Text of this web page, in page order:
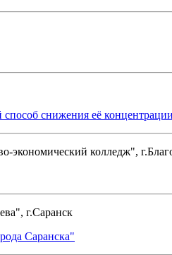
снижения её
колледж",
г.Саранск
Саранска"